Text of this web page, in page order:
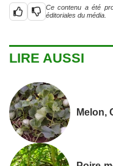
Ce contenu a été
éditoriales du média.
LIRE AUSSI
Melon,